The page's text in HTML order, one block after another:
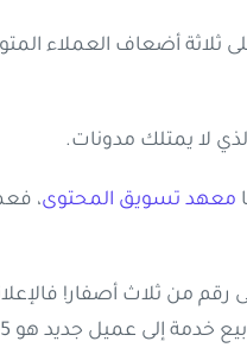
أضعاف العملاء
معهد تسويق المحتوى،
رقم من ثلاث أصفار!